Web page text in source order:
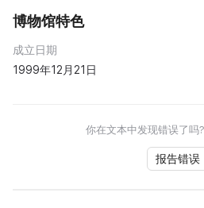
博物馆特色
成立日期
1999年12月21日
你在文本中发现错误了吗
报告错误